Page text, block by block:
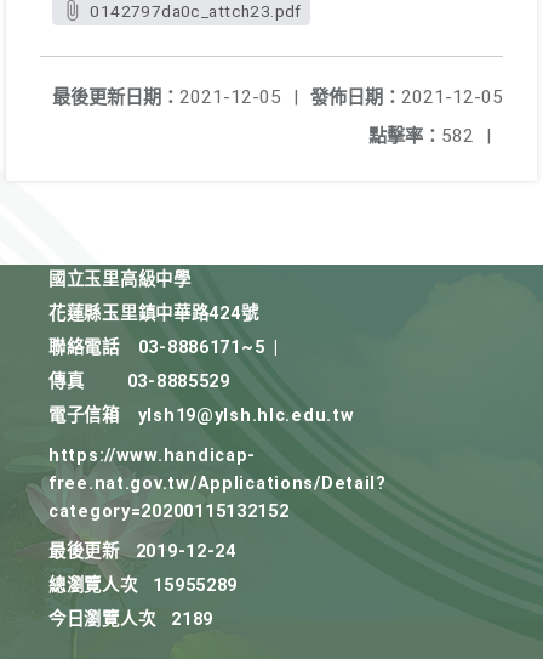
0142797da0c_attch23.pdf
發佈日期： 2021-12-05
最後更新日期： 2021-12-05
|
點擊率： 582 |
國立玉里高級中學
花蓮縣玉里鎮中華路424號
聯絡電話
03-8886171~5
傳真
03-8885529
電子信箱
ylsh19@ylsh.hlc.edu.tw
https://www.handicap-
free.nat.gov.tw/Applications/Detail?
category=20200115132152
最後更新
2019-12-24
總瀏覽人次
15955289
今日瀏覽人次
2189